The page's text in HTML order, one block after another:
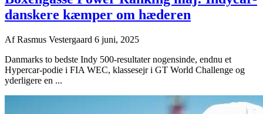
danskere kæmper om hæderen
AfRasmus Vestergaard 6 juni, 2025
Danmarks to bedste Indy 500-resultater nogensinde, endnu et
Hypercar-podie i FIA WEC, klassesejr i GT World Challenge og
yderligere en ...